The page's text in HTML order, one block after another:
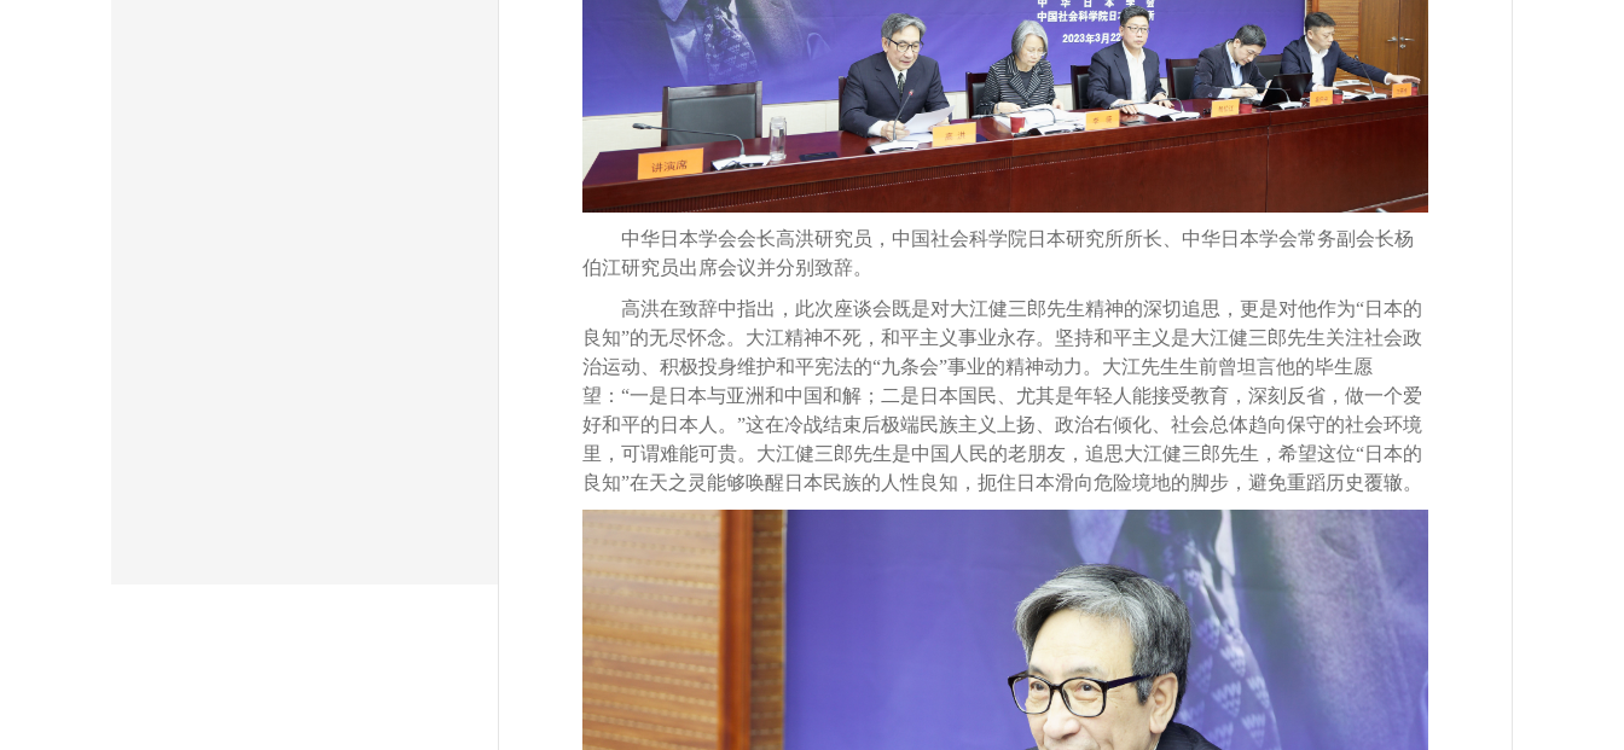
中华日本学会会长高洪研究员，中国社会科学院日本研究所所长、中华日本学会常务副会长杨
伯江研究员出席会议并分别致辞。
高洪在致辞中指出，此次座谈会既是对大江健三郎先生精神的深切追思，更是对他作为“日本的
良知”的无尽怀念。大江精神不死，和平主义事业永存。坚持和平主义是大江健三郎先生关注社会政
治运动、积极投身维护和平宪法的“九条会”事业的精神动力。大江先生生前曾坦言他的毕生愿
望：“一是日本与亚洲和中国和解；二是日本国民、尤其是年轻人能接受教育，深刻反省，做一个爱
好和平的日本人。”这在冷战结束后极端民族主义上扬、政治右倾化、社会总体趋向保守的社会环境
里，可谓难能可贵。大江健三郎先生是中国人民的老朋友，追思大江健三郎先生，希望这位“日本的
良知”在天之灵能够唤醒日本民族的人性良知，扼住日本滑向危险境地的脚步，避免重蹈历史覆辙。